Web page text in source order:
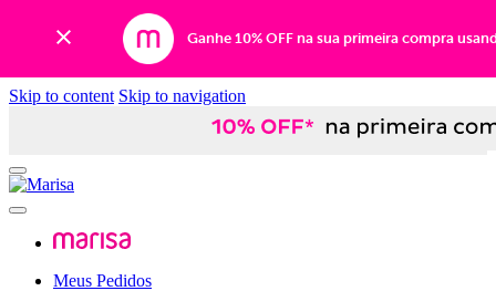
Ganhe 10% OFF na sua primeira compra
Skip to content Skip to navigation
Meus Pedidos